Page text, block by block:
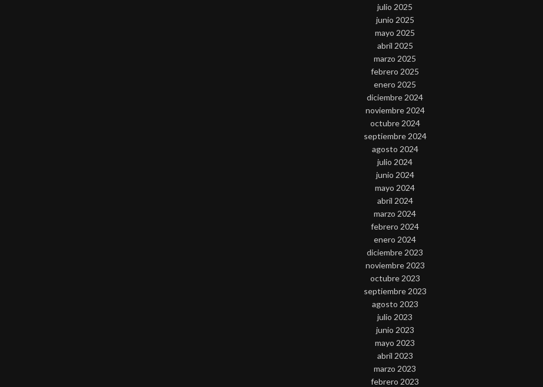
julio 2025
junio 2025
mayo 2025
abril 2025
marzo 2025
febrero 2025
enero 2025
diciembre 2024
noviembre 2024
octubre 2024
septiembre 2024
agosto 2024
julio 2024
junio 2024
mayo 2024
abril 2024
marzo 2024
febrero 2024
enero 2024
diciembre 2023
noviembre 2023
octubre 2023
septiembre 2023
agosto 2023
julio 2023
junio 2023
mayo 2023
abril 2023
marzo 2023
febrero 2023